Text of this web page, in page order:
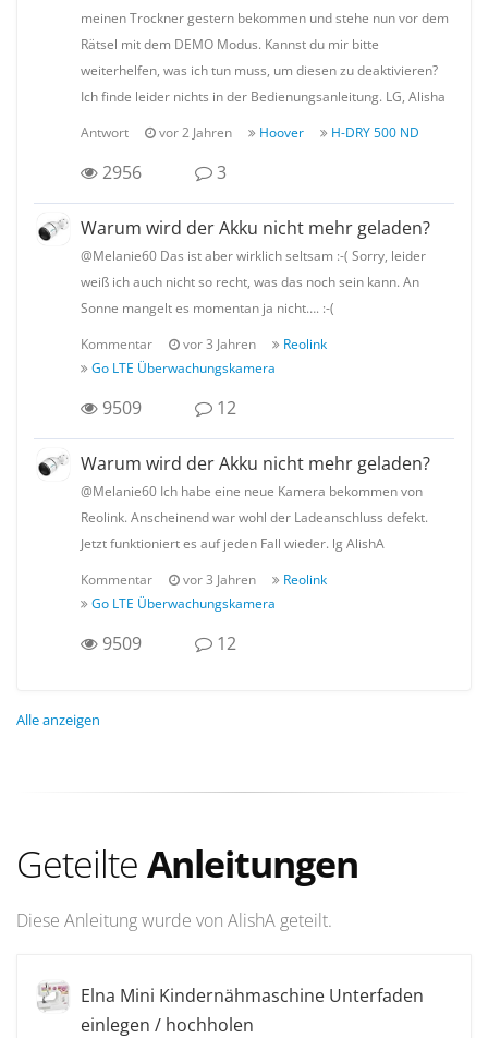
meinen Trockner gestern bekommen und stehe nun vor dem
Rätsel mit dem DEMO Modus. Kannst du mir bitte
weiterhelfen, was ich tun muss, um diesen zu deaktivieren?
Ich finde leider nichts in der Bedienungsanleitung. LG, Alisha
Antwort vor 2 Jahren Hoover H-DRY 500 ND
2956 3
Warum wird der Akku nicht mehr geladen?
@Melanie60 Das ist aber wirklich seltsam :-( Sorry, leider
weiß ich auch nicht so recht, was das noch sein kann. An
Sonne mangelt es momentan ja nicht…. :-(
Kommentar vor 3 Jahren
Reolink
Go LTE Überwachungskamera
9509 12
Warum wird der Akku nicht mehr geladen?
@Melanie60 Ich habe eine neue Kamera bekommen von
Reolink. Anscheinend war wohl der Ladeanschluss defekt.
Jetzt funktioniert es auf jeden Fall wieder. lg AlishA
Kommentar vor 3 Jahren
Reolink
Go LTE Überwachungskamera
9509 12
Alle anzeigen
GeteilteAnleitungen
Diese Anleitung wurde von AlishA geteilt.
Elna Mini Kindernähmaschine Unterfaden
einlegen / hochholen